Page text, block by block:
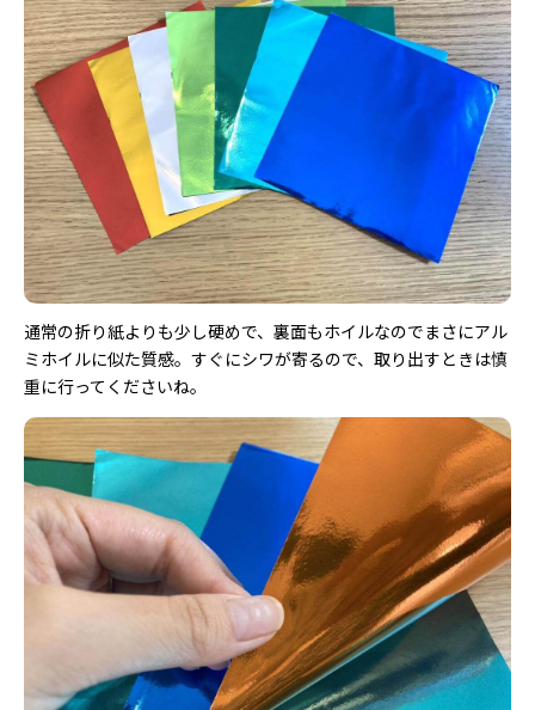
通常の折り紙よりも少し硬めで、裏面もホイルなのでまさにアル
ミホイルに似た質感。すぐにシワが寄るので、取り出すときは慎
重に行ってくださいね。